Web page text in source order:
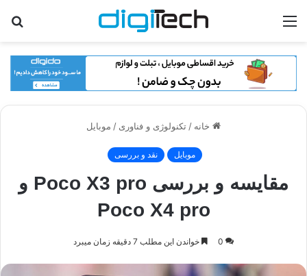
منو
خانه / تکنولوژی و فناوری / موبایل
موبایل نقد و بررسی
مقایسه و بررسی Poco X3 pro و
Poco X4 pro
0 خواندن این مطلب 7 دقیقه زمان میبرد